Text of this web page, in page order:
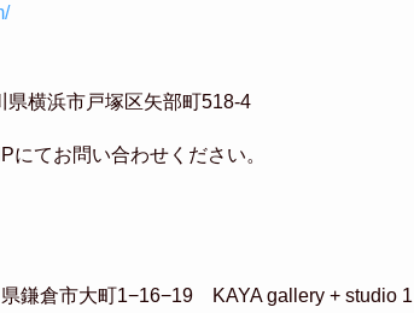
横浜市戸塚区矢部町518-4
てお問い合わせください。
鎌倉市大町1−16−19 KAYA gallery + studio 1